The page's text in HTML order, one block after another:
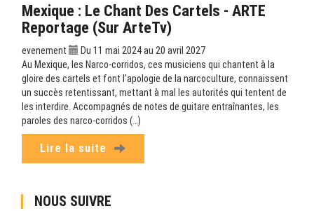
Mexique : Le Chant Des Cartels - ARTE
Reportage (sur ArteTv)
evenement
Du 11 mai 2024 au 20 avril 2027
Au Mexique, les Narco-corridos, ces musiciens qui chantent à la
gloire des cartels et font l’apologie de la narcoculture, connaissent
un succès retentissant, mettant à mal les autorités qui tentent de
les interdire. Accompagnés de notes de guitare entraînantes, les
paroles des narco-corridos (…)
Lire la suite
NOUS SUIVRE